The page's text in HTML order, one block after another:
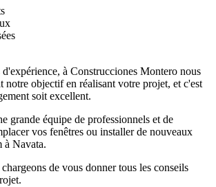
à Construcciones Montero nous
notre objectif en réalisant votre projet, et c'est
soit excellent.
grande équipe de professionnels et de
vos fenêtres ou installer de nouveaux
à Navata.
de vous donner tous les conseils